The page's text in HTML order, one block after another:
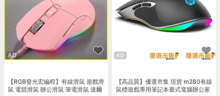
AD
【RGB發光宏編程】有線滑鼠 遊戲滑
鼠 電競滑鼠 辦公滑鼠 筆電滑鼠 達爾
AD
【高品質】優選市集 現貨 m280有線
鼠標遊戲專用筆記本臺式電腦辦公家